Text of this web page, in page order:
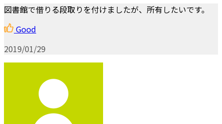
図書館で借りる段取りを付けましたが、所有したいです。
Good
2019/01/29